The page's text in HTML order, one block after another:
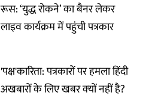
रूस: ‘युद्ध रोकने’ का बैनर लेकर
लाइव कार्यक्रम में पहुंची पत्रकार
'पक्ष'कारिता: पत्रकारों पर हमला हिंदी
अखबारों के लिए खबर क्‍यों नहीं है?